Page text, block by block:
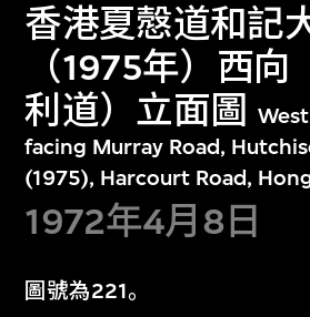
香港夏慤道和記
（1975年）西向
利道）立面圖
facing Murray Road,
(1975), Harcourt Road,
1972年4月8日
圖號為221。